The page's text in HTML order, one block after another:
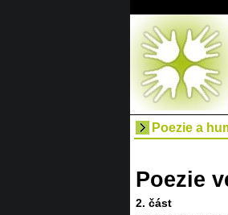
Poezie a
Poezie
2. část